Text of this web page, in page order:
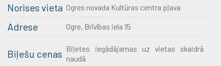
Norises vieta Ogres novada Kultūras centra pļava
Adrese Ogre, Brīvības iela 15
Biļešu cenas Biļetes iegādājamas uz vietas skaidrā
naudā